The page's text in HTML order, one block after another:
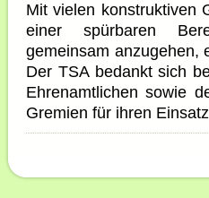
Mit vielen konstruktiven
einer spürbaren
gemeinsam anzugehen,
Der TSA bedankt sich
Ehrenamtlichen sowie
Gremien für ihren